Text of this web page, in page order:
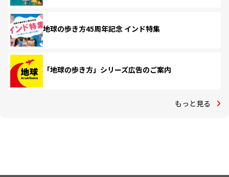
地球の歩き方45周年記念 インド特集
「地球の歩き方」シリーズ広告のご案内
もっと見る